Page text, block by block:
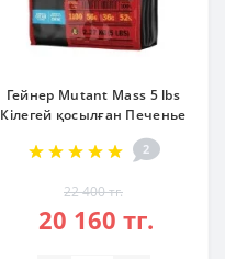
Гейнер Mutant Mass 5 lbs
Кілегей қосылған Печенье
2
22 400 тг.
20 160 тг.